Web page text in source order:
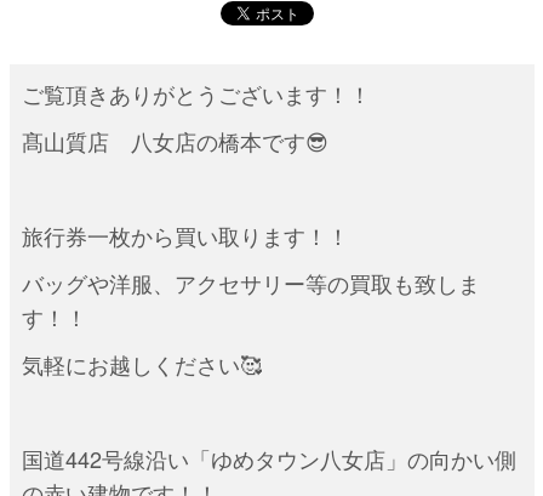
ご覧頂きありがとうございます！！
髙山質店 八女店の橋本です😎
旅行券一枚から買い取ります！！
バッグや洋服、アクセサリー等の買取も致しま
す！！
気軽にお越しください🥰
国道442号線沿い「ゆめタウン八女店」の向かい側